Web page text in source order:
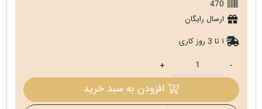
470
ارسال رایگان
۱ تا 3 روز کاری
-
+
افزودن به سبد خرید